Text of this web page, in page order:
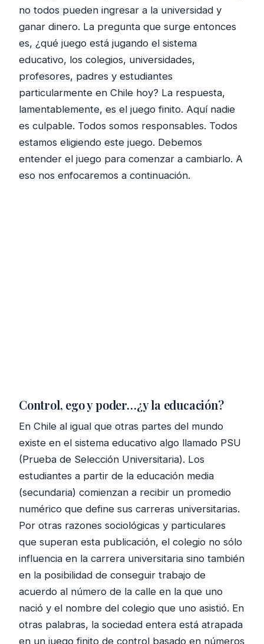
no todos pueden ingresar a la universidad y
ganar dinero. La pregunta que surge entonces
es, ¿qué juego está jugando el sistema
educativo, los colegios, universidades,
profesores, padres y estudiantes
particularmente en Chile hoy? La respuesta,
lamentablemente, es el juego finito. Aquí nadie
es culpable. Todos somos responsables. Todos
estamos eligiendo este juego. Debemos
entender el juego para comenzar a cambiarlo. A
eso nos enfocaremos a continuación.
Control, ego y poder…¿y la educación?
En Chile al igual que otras partes del mundo
existe en el sistema educativo algo llamado PSU
(Prueba de Selección Universitaria). Los
estudiantes a partir de la educación media
(secundaria) comienzan a recibir un promedio
numérico que define sus carreras universitarias.
Por otras razones sociológicas y particulares
que superan esta publicación, el colegio no sólo
influencia en la carrera universitaria sino también
en la posibilidad de conseguir trabajo de
acuerdo al número de la calle en la que uno
nació y el nombre del colegio que uno asistió. En
otras palabras, la sociedad entera está atrapada
en un juego finito de control basado en números